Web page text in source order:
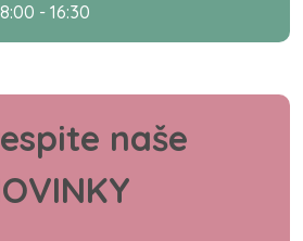
- 16:30
naše